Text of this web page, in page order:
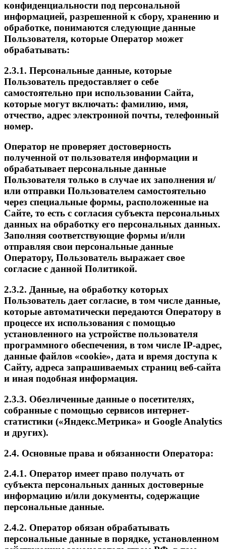
конфиденциальности под персональной
информацией, разрешенной к сбору, хранению и
обработке, понимаются следующие данные
Пользователя, которые Оператор может
обрабатывать:
2.3.1. Персональные данные, которые
Пользователь предоставляет о себе
самостоятельно при использовании Сайта,
которые могут включать: фамилию, имя,
отчество, адрес электронной почты, телефонный
номер.
Оператор не проверяет достоверность
полученной от пользователя информации и
обрабатывает персональные данные
Пользователя только в случае их заполнения и/
или отправки Пользователем самостоятельно
через специальные формы, расположенные на
Сайте, то есть с согласия субъекта персональных
данных на обработку его персональных данных.
Заполняя соответствующие формы и/или
отправляя свои персональные данные
Оператору, Пользователь выражает свое
согласие с данной Политикой.
2.3.2. Данные, на обработку которых
Пользователь дает согласие, в том числе данные,
которые автоматически передаются Оператору в
процессе их использования с помощью
установленного на устройстве пользователя
программного обеспечения, в том числе IP-адрес,
данные файлов «cookie», дата и время доступа к
Сайту, адреса запрашиваемых страниц веб-сайта
и иная подобная информация.
2.3.3. Обезличенные данные о посетителях,
собранные с помощью сервисов интернет-
статистики («Яндекс.Метрика» и Google Analytics
и других).
2.4. Основные права и обязанности Оператора:
2.4.1. Оператор имеет право получать от
субъекта персональных данных достоверные
информацию и/или документы, содержащие
персональные данные.
2.4.2. Оператор обязан обрабатывать
персональные данные в порядке, установленном